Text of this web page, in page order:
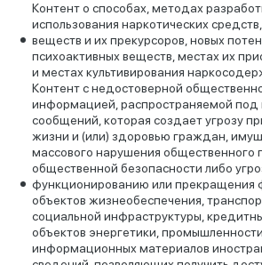
Контент о способах, методах
использования наркотических
веществ и их прекурсоров, новых
психоактивных веществ, местах их
и местах культивирования
Контент с недостоверной
информацией, распространяемой
сообщений, которая создает угрозу
жизни и (или) здоровью граждан,
массового нарушения общественного
общественной безопасности либо
функционированию или прекращения
объектов жизнеобеспечения,
социальной инфраструктуры,
объектов энергетики, промышленности
информационных материалов